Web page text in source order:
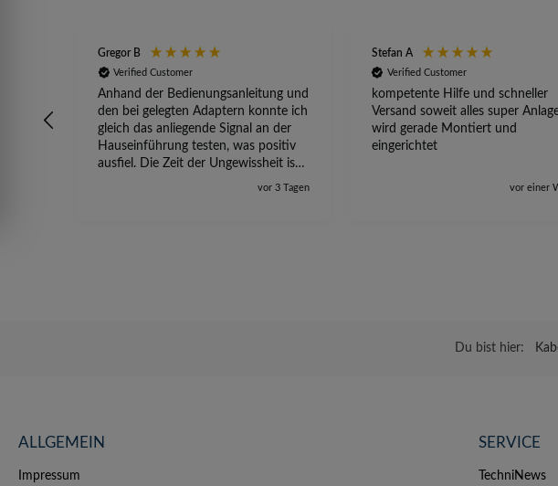
Gregor B
Verified Customer
Anhand der Bedienungsanleitung und
den bei gelegten Adaptern konnte ich
gleich das anliegende Signal an der
Hauseinführung testen, was positiv
ausfiel. Die Zeit der Ungewissheit ist
jetzt vorbei, ich kann mit Sicherheit
vor 3 Tagen
Stefan A
Verified Customer
kompetente Hilfe und schneller
Versand soweit alles super
wird gerade Montiert und
eingerichtet
vor einer
Du bist hier:
ALLGEMEIN
Impressum
SERVICE
TechniNews